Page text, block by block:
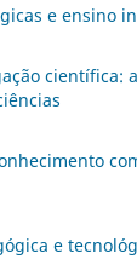
e ensino
científica:
e